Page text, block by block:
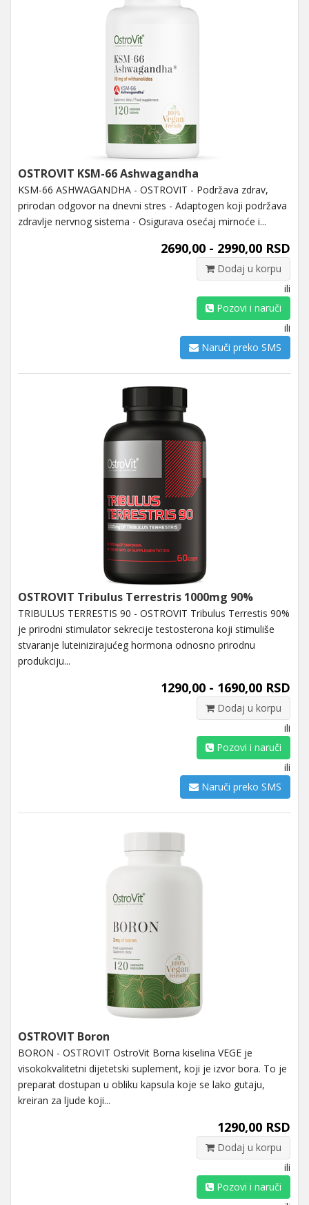
OSTROVIT KSM-66 Ashwagandha
KSM-66 ASHWAGANDHA - OSTROVIT - Podržava zdrav,
prirodan odgovor na dnevni stres - Adaptogen koji podržava
zdravlje nervnog sistema - Osigurava osećaj mirnoće i...
2690,00 - 2990,00 RSD
Dodaj u korpu
ili
Pozovi i naruči
ili
Naruči preko SMS
OSTROVIT Tribulus Terrestris 1000mg 90%
TRIBULUS TERRESTIS 90 - OSTROVIT Tribulus Terrestis 90%
je prirodni stimulator sekrecije testosterona koji stimuliše
stvaranje luteinizirajućeg hormona odnosno prirodnu
produkciju...
1290,00 - 1690,00 RSD
Dodaj u korpu
ili
Pozovi i naruči
ili
Naruči preko SMS
OSTROVIT Boron
BORON - OSTROVIT OstroVit Borna kiselina VEGE je
visokokvalitetni dijetetski suplement, koji je izvor bora. To je
preparat dostupan u obliku kapsula koje se lako gutaju,
kreiran za ljude koji...
1290,00 RSD
Dodaj u korpu
ili
Pozovi i naruči